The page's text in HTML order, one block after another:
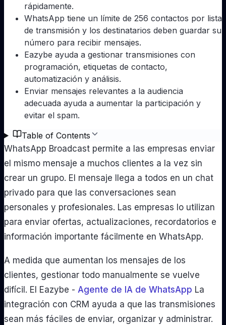
rápidamente.
WhatsApp tiene un límite de 256 contactos por lista
de transmisión y los destinatarios deben guardar su
número para recibir mensajes.
Eazybe ayuda a gestionar transmisiones con
programación, etiquetas de contacto,
automatización y análisis.
Enviar mensajes relevantes a la audiencia
adecuada ayuda a aumentar la participación y
evitar el spam.
Table of Contents
WhatsApp Broadcast permite a las empresas enviar
el mismo mensaje a muchos clientes a la vez sin
crear un grupo. El mensaje llega a todos en un chat
privado para que las conversaciones sean
personales y profesionales. Las empresas lo utilizan
para enviar ofertas, actualizaciones, recordatorios e
información importante fácilmente en WhatsApp.
A medida que aumentan los mensajes de los
clientes, gestionar todo manualmente se vuelve
difícil. El Eazybe - Agente de IA de WhatsApp La
integración con CRM ayuda a que las transmisiones
sean más fáciles de enviar, organizar y administrar.